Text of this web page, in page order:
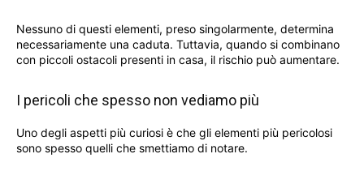
Nessuno di questi elementi, preso singolarmente, determina
necessariamente una caduta. Tuttavia, quando si combinano
con piccoli ostacoli presenti in casa, il rischio può aumentare.
I pericoli che spesso non vediamo più
Uno degli aspetti più curiosi è che gli elementi più pericolosi
sono spesso quelli che smettiamo di notare.